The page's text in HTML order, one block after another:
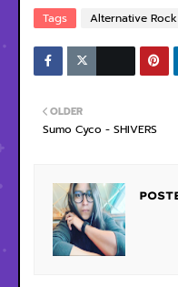
Tags Alternative Rock
OLDER
Sumo Cyco - SHIVERS